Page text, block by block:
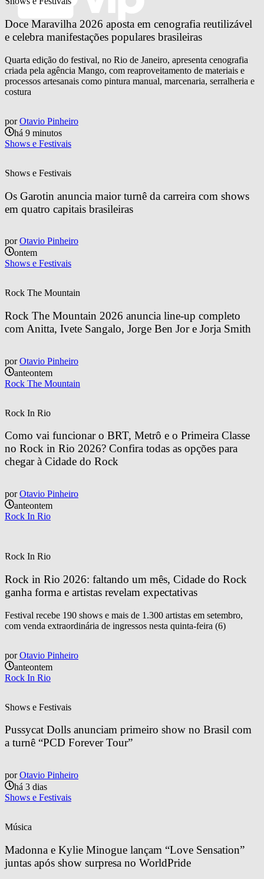
Doce Maravilha 2026 aposta em cenografia reutilizável
e celebra manifestações populares brasileiras
Quarta edição do festival, no Rio de Janeiro, apresenta cenografia
criada pela agência Mango, com reaproveitamento de materiais e
processos artesanais como pintura manual, marcenaria, serralheria e
costura
por Otavio Pinheiro
há 9 minutos
Shows e Festivais
Shows e Festivais
Os Garotin anuncia maior turnê da carreira com shows
em quatro capitais brasileiras
por Otavio Pinheiro
ontem
Shows e Festivais
Rock The Mountain
Rock The Mountain 2026 anuncia line-up completo
com Anitta, Ivete Sangalo, Jorge Ben Jor e Jorja Smith
por Otavio Pinheiro
anteontem
Rock The Mountain
Rock In Rio
Como vai funcionar o BRT, Metrô e o Primeira Classe
no Rock in Rio 2026? Confira todas as opções para
chegar à Cidade do Rock
por Otavio Pinheiro
anteontem
Rock In Rio
Rock In Rio
Rock in Rio 2026: faltando um mês, Cidade do Rock
ganha forma e artistas revelam expectativas
Festival recebe 190 shows e mais de 1.300 artistas em setembro,
com venda extraordinária de ingressos nesta quinta-feira (6)
por Otavio Pinheiro
anteontem
Rock In Rio
Shows e Festivais
Pussycat Dolls anunciam primeiro show no Brasil com
a turnê “PCD Forever Tour”
por Otavio Pinheiro
há 3 dias
Shows e Festivais
Música
Madonna e Kylie Minogue lançam “Love Sensation”
juntas após show surpresa no WorldPride